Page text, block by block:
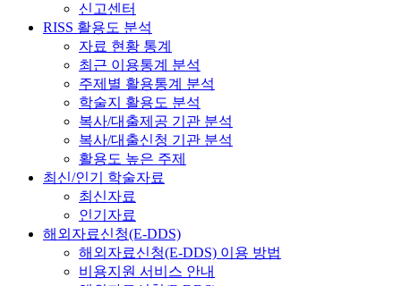
신고센터
RISS 활용도 분석
자료 현황 통계
최근 이용통계 분석
주제별 활용통계 분석
학술지 활용도 분석
복사/대출제공 기관 분석
복사/대출신청 기관 분석
활용도 높은 주제
최신/인기 학술자료
최신자료
인기자료
해외자료신청(E-DDS)
해외자료신청(E-DDS) 이용 방법
비용지원 서비스 안내